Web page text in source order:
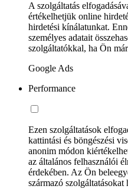
A szolgáltatás
értékelhetjük online
hirdetési kínálatunkat.
személyes adatait
szolgáltatókkal, ha Ön
Google Ads
Performance
Ezen szolgáltatások
kattintási és böngészési
anonim módon
az általános felhasználói
érdekében. Az Ön
származó